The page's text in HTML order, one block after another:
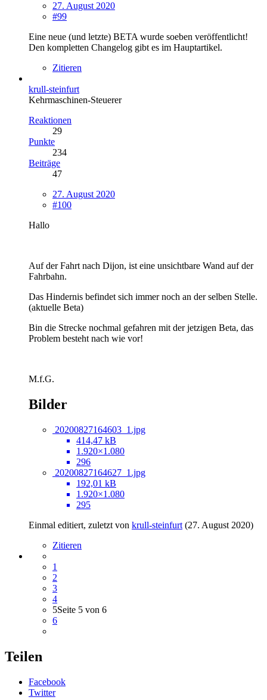
27. August 2020
#99
Eine neue (und letzte) BETA wurde soeben veröffentlicht!
Den kompletten Changelog gibt es im Hauptartikel.
Zitieren
krull-steinfurt
Kehrmaschinen-Steuerer
Reaktionen
29
Punkte
234
Beiträge
47
27. August 2020
#100
Hallo
Auf der Fahrt nach Dijon, ist eine unsichtbare Wand auf der
Fahrbahn.
Das Hindernis befindet sich immer noch an der selben Stelle.
(aktuelle Beta)
Bin die Strecke nochmal gefahren mit der jetzigen Beta, das
Problem besteht nach wie vor!
M.f.G.
Bilder
20200827164603_1.jpg
414,47 kB
1.920×1.080
296
20200827164627_1.jpg
192,01 kB
1.920×1.080
295
Einmal editiert, zuletzt von krull-steinfurt (27. August 2020)
Zitieren
1
2
3
4
5Seite 5 von 6
6
Teilen
Facebook
Twitter